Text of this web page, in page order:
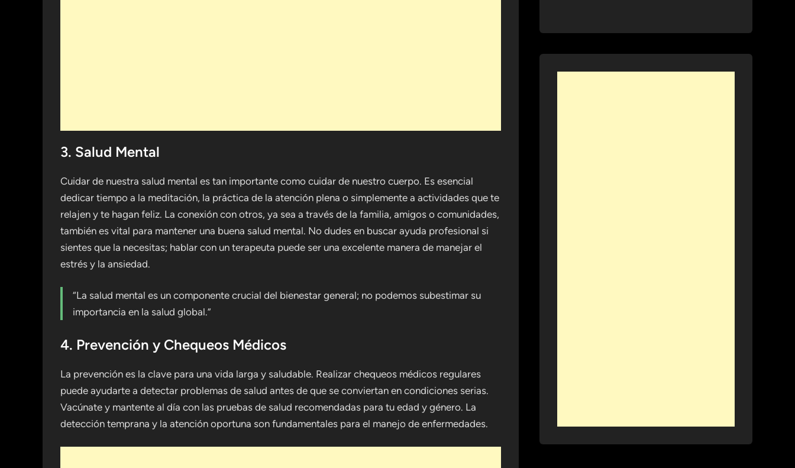
3. Salud Mental
Cuidar de nuestra salud mental es tan importante como cuidar de nuestro cuerpo. Es esencial
dedicar tiempo a la meditación, la práctica de la atención plena o simplemente a actividades que te
relajen y te hagan feliz. La conexión con otros, ya sea a través de la familia, amigos o comunidades,
también es vital para mantener una buena salud mental. No dudes en buscar ayuda profesional si
sientes que la necesitas; hablar con un terapeuta puede ser una excelente manera de manejar el
estrés y la ansiedad.
“La salud mental es un componente crucial del bienestar general; no podemos subestimar su
importancia en la salud global.”
4. Prevención y Chequeos Médicos
La prevención es la clave para una vida larga y saludable. Realizar chequeos médicos regulares
puede ayudarte a detectar problemas de salud antes de que se conviertan en condiciones serias.
Vacúnate y mantente al día con las pruebas de salud recomendadas para tu edad y género. La
detección temprana y la atención oportuna son fundamentales para el manejo de enfermedades.